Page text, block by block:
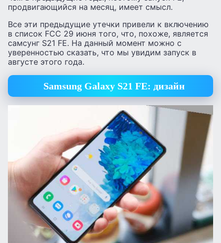
продвигающийся на месяц, имеет смысл.
Все эти предыдущие утечки привели к включению
в список FCC 29 июня того, что, похоже, является
самсунг S21 FE. На данный момент можно с
уверенностью сказать, что мы увидим запуск в
августе этого года.
Samsung Galaxy S21 FE: дизайн